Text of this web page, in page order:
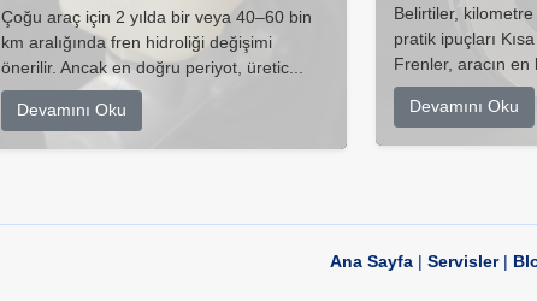
Çoğu araç için 2 yılda bir veya 40–60 bin
km aralığında fren hidroliği değişimi
önerilir. Ancak en doğru periyot, üretic...
Devamını Oku
Belirtiler, kilometre
pratik ipuçları
Frenler, aracın en
Devamını Oku
Ana Sayfa| Servisler|